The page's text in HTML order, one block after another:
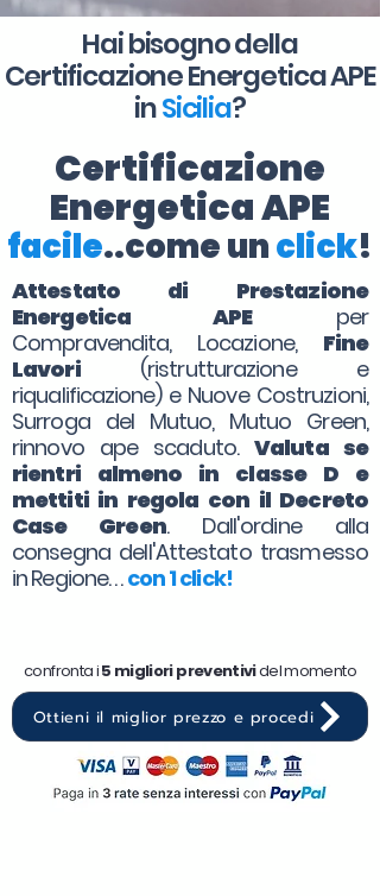
Hai bisogno della
Certificazione Energetica APE
inSicilia?
Certificazione
Energetica APE
facile..come unclick!
Attestato di Prestazione
Energetica APEper
Compravendita, Locazione, Fine
Lavori(ristrutturazione e
riqualificazione) e Nuove Costruzioni,
Surroga del Mutuo, Mutuo Green,
rinnovo ape scaduto.Valuta se
rientri almeno in classe D e
mettiti in regola con il Decreto
Case Green. Dall'ordine alla
consegna dell'Attestato trasmesso
in Regione. . .con 1 click!
confronta i5 migliori preventividel momento
Ottieni il miglior prezzo e procedi